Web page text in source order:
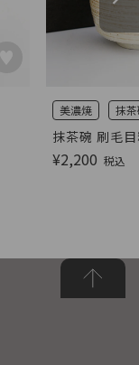
抹茶碗 刷毛
美濃焼 抹
¥2,200 税込